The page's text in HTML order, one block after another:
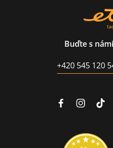
Buďte s
+420 545 120